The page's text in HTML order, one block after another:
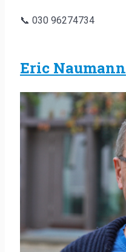
📞 030 96274734
Eric Naumann